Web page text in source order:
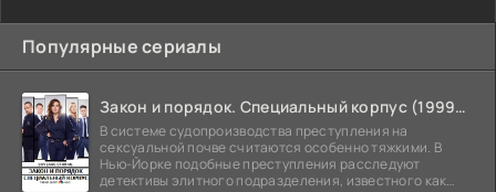
Популярные сериалы
Закон и порядок. Специальный корпус (1999-2026)
В системе судопроизводства преступления на
сексуальной почве считаются особенно тяжкими. В
Нью-Йорке подобные преступления расследуют
детективы элитного подразделения, известного как